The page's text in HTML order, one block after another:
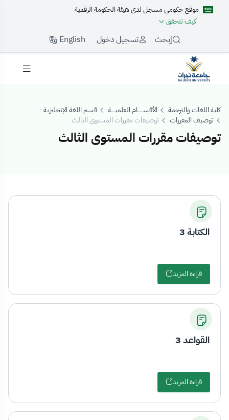
موقع حكومي مسجل لدى هيئة الحكومة الرقمية
كيف تتحقق
إبحث تسجيل دخول English
كلية اللغات والترجمة الأقســـــام العلميــــة
قسم اللغة الإنجليزية
توصيف المقررات
توصيفات مقررات المستوى الثالث
توصيفات مقررات المستوى الثالث
توصيفات مقررات
الكتابة 3
قراءة المزيد
القواعد 3
قراءة المزيد